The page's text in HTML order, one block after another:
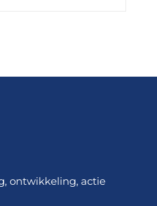
ontwikkeling, actie